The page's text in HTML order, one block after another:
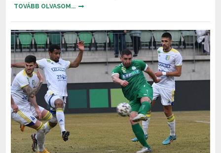
TOVÁBB OLVASOM...